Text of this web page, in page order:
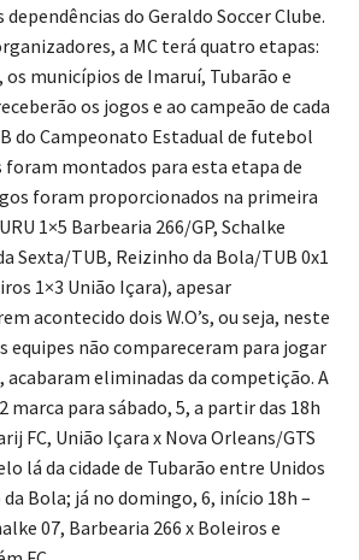
do Geraldo Soccer Clube.
a MC terá quatro etapas:
os municípios de Imaruí, Tubarão e
os jogos e ao campeão de cada
do Campeonato Estadual de futebol
foram montados para esta etapa de
foram proporcionados na primeira
1×5 Barbearia 266/GP, Schalke
Sexta/TUB, Reizinho da Bola/TUB 0x1
1×3 União Içara), apesar
acontecido dois W.O’s, ou seja, neste
equipes não compareceram para jogar
acabaram eliminadas da competição. A
marca para sábado, 5, a partir das 18h
FC, União Içara x Nova Orleans/GTS
lá da cidade de Tubarão entre Unidos
Bola; já no domingo, 6, início 18h –
07, Barbearia 266 x Boleiros e